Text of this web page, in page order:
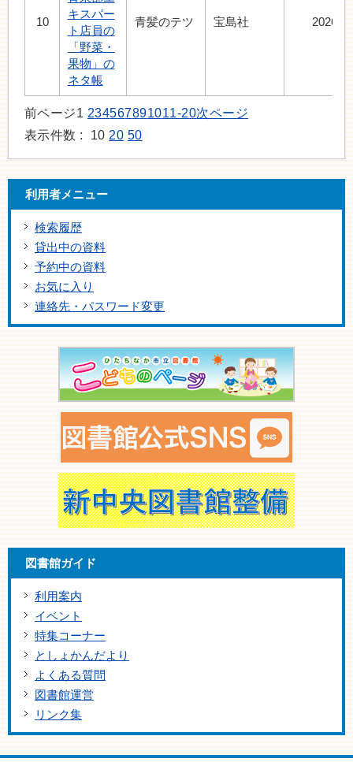
10
キスパー
ト店員の
「野菜・
果物」の
ネタ帳
青髪のテツ 宝島社 2026.5
前ページ1 234567891011-20次ページ
表示件数 : 10 20 50
利用者メニュー
検索履歴
貸出中の資料
予約中の資料
お気に入り
連絡先・パスワード変更
図書館ガイド
利用案内
イベント
特集コーナー
としょかんだより
よくある質問
図書館運営
リンク集